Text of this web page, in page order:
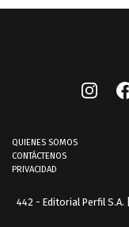
QUIENES SOMOS
CONTÁCTENOS
PRIVACIDAD
442 - Editorial Perfil S.A.